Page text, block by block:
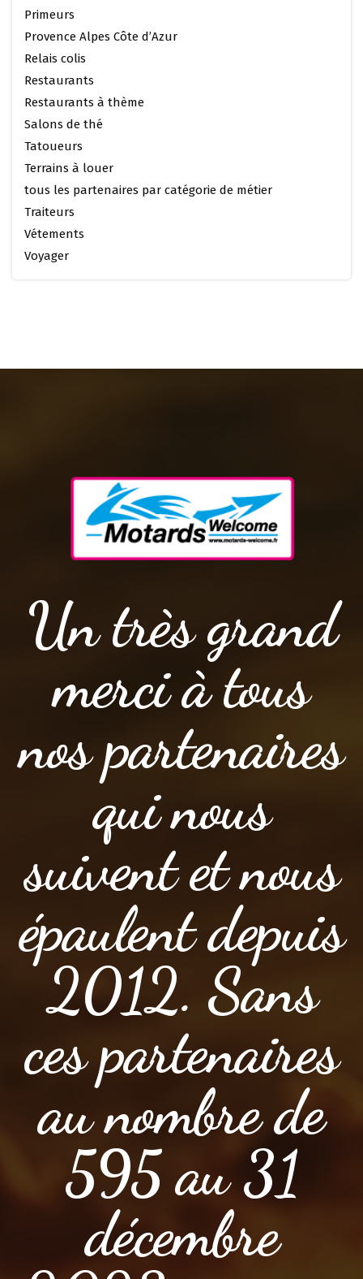
Primeurs
Provence Alpes Côte d’Azur
Relais colis
Restaurants
Restaurants à thème
Salons de thé
Tatoueurs
Terrains à louer
tous les partenaires par catégorie de métier
Traiteurs
Vétements
Voyager
Un très grand
merci à tous
nos partenaires
qui nous
suivent et nous
épaulent depuis
2012. Sans
ces partenaires
au nombre de
595 au 31
décembre